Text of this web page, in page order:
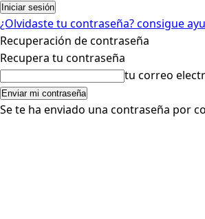
¿Olvidaste tu contraseña? consigue
Recuperación de contraseña
Recupera tu contraseña
tu correo
Se te ha enviado una contraseña por